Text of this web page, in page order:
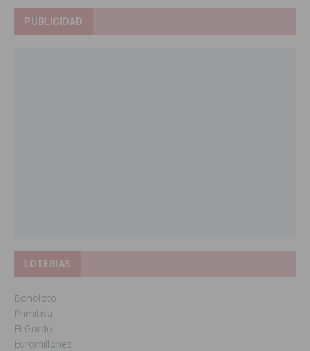
PUBLICIDAD
LOTERIAS
Bonoloto
Primitiva
El Gordo
Euromillones